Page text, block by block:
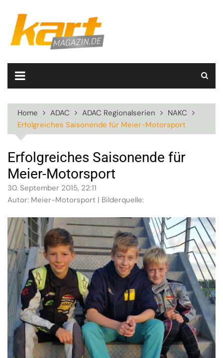
content
Home ADAC ADAC Regionalserien
NAKC
Erfolgreiches Saisonende für Meier-Motorsport
Erfolgreiches Saisonende für
Meier-Motorsport
30. September 2015, 22:11
Autor: Meier-Motorsport | Bilderquelle: